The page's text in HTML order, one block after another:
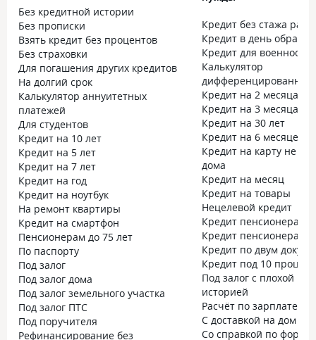
Без кредитной истории
Без прописки
Взять кредит без процентов
Без страховки
Для погашения других кредитов
На долгий срок
Калькулятор аннуитетных
платежей
Для студентов
Кредит на 10 лет
Кредит на 5 лет
Кредит на 7 лет
Кредит на год
Кредит на ноутбук
На ремонт квартиры
Кредит на смартфон
Пенсионерам до 75 лет
По паспорту
Под залог
Под залог дома
Под залог земельного участка
Под залог ПТС
Под поручителя
Рефинансирование без
Кредит без стажа
Кредит в день
Кредит для
Калькулятор
дифференцированных
Кредит на 2 месяца
Кредит на 3 месяца
Кредит на 30 лет
Кредит на 6 месяцев
Кредит на карту не
дома
Кредит на месяц
Кредит на товары
Нецелевой кредит
Кредит пенсионерам
Кредит пенсионерам
Кредит по двум
Кредит под 10
Под залог с плохой
историей
Расчёт по зарплате
С доставкой на дом
Со справкой по форме